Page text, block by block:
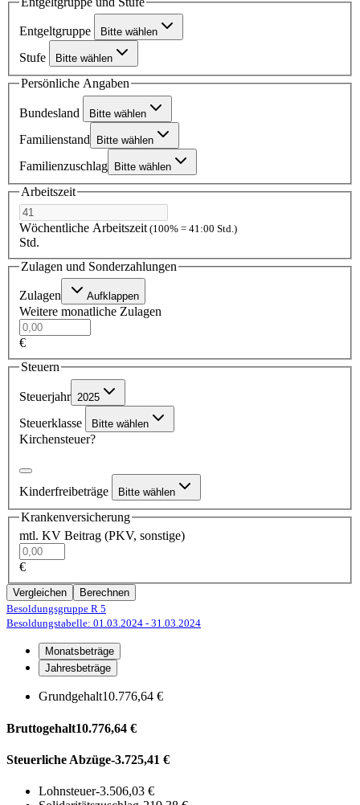
Entgeltgruppe Bitte wählen
Stufe Bitte wählen
Persönliche Angaben
Bundesland Bitte wählen
Familienstand Bitte wählen
Familienzuschlag Bitte wählen
Arbeitszeit
Wöchentliche Arbeitszeit (100% = 41:00 Std.)
Std.
Zulagen und Sonderzahlungen
Zulagen Aufklappen
Weitere monatliche Zulagen
€
Steuern
Steuerjahr 2025
Steuerklasse Bitte wählen
Kirchensteuer?
Kinderfreibeträge Bitte wählen
Krankenversicherung
mtl. KV Beitrag (PKV, sonstige)
€
Vergleichen
Berechnen
Besoldungsgruppe R 5
Besoldungstabelle: 01.03.2024 - 31.03.2024
Monatsbeträge
Jahresbeträge
Grundgehalt10.776,64 €
Bruttogehalt10.776,64 €
Steuerliche Abzüge-3.725,41 €
Lohnsteuer-3.506,03 €